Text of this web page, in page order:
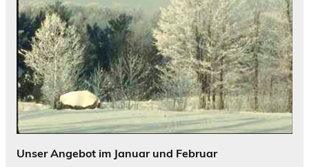
Unser Angebot im Januar und Februar